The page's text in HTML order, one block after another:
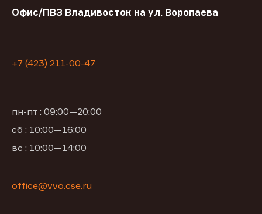
Офис/ПВЗ Владивосток на ул. Воропаева
+7 (423) 211-00-47
пн-пт : 09:00—20:00
сб : 10:00—16:00
вс : 10:00—14:00
office@vvo.cse.ru